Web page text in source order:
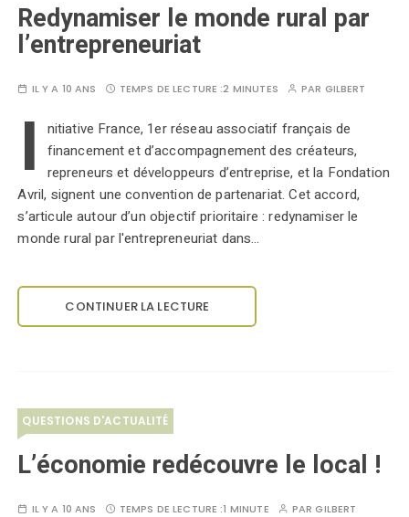
Redynamiser le monde rural par
l’entrepreneuriat
IL Y A 10 ANS TEMPS DE LECTURE :2 MINUTES PAR GILBERT
I
nitiative France, 1er réseau associatif français de
financement et d’accompagnement des créateurs,
repreneurs et développeurs d’entreprise, et la Fondation
Avril, signent une convention de partenariat. Cet accord,
s’articule autour d’un objectif prioritaire : redynamiser le
monde rural par l'entrepreneuriat dans…
CONTINUER LA LECTURE
QUESTIONS D'ACTUALITÉ
L’économie redécouvre le local !
IL Y A 10 ANS TEMPS DE LECTURE :1 MINUTE PARGILBERT